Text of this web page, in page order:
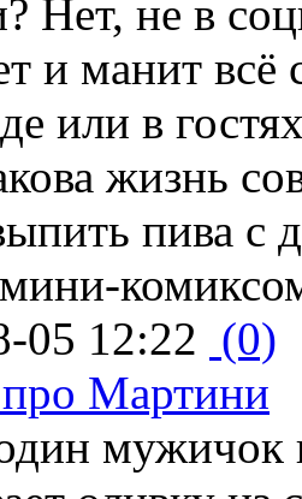
Нет, не в
и манит всё
или в
жизнь
пива
05 12:22 (0)
Мартини
мужичок